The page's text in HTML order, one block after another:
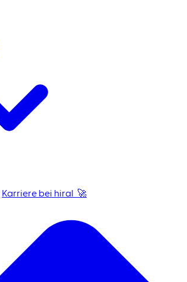
Karriere bei hiral 🚀